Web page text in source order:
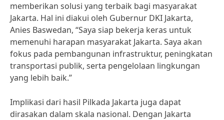
memberikan solusi yang terbaik bagi masyarakat
Jakarta. Hal ini diakui oleh Gubernur DKI Jakarta,
Anies Baswedan, “Saya siap bekerja keras untuk
memenuhi harapan masyarakat Jakarta. Saya akan
fokus pada pembangunan infrastruktur, peningkatan
transportasi publik, serta pengelolaan lingkungan
yang lebih baik.”
Implikasi dari hasil Pilkada Jakarta juga dapat
dirasakan dalam skala nasional. Dengan Jakarta